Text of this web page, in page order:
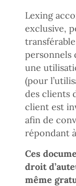
Lexing
exclusive,
personnels
une
(pour
des clients
client est
afin de
répondant
Ces
droit
même